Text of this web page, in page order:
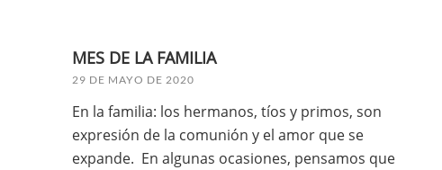
MES DE LA FAMILIA
29 DE MAYO DE 2020
En la familia: los hermanos, tíos y primos, son
expresión de la comunión y el amor que se
expande. En algunas ocasiones, pensamos que